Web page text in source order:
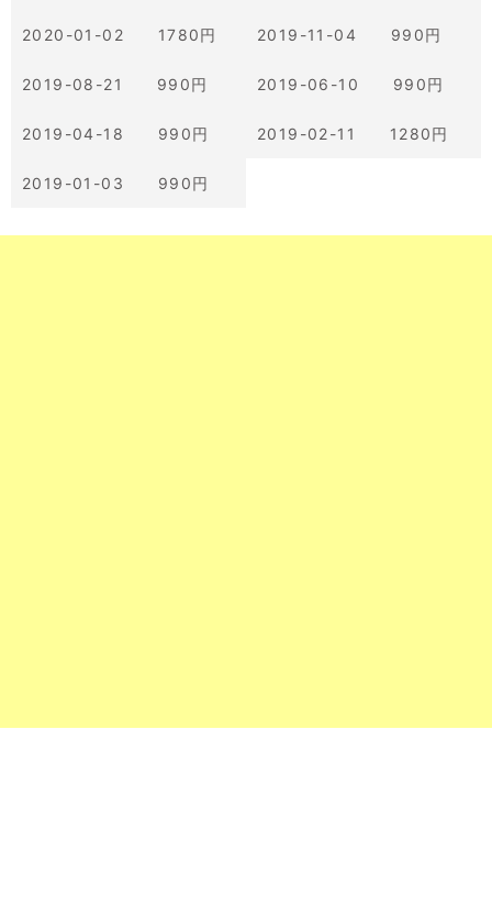
2020-01-02 1780円 2019-11-04 990円
2019-08-21 990円 2019-06-10 990円
2019-04-18 990円 2019-02-11 1280円
2019-01-03 990円